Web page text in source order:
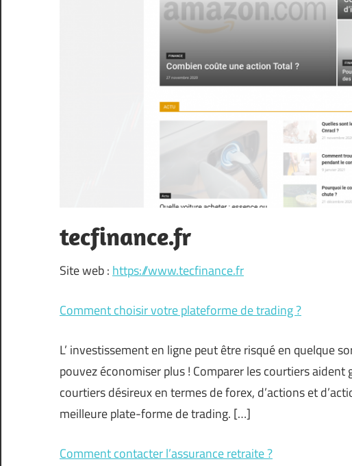
tecfinance.fr
Site web :https://www.tecfinance.fr
Comment choisir votre plateforme de trading ?
L’ investissement en ligne peut être risqué en quelque
pouvez économiser plus ! Comparer les courtiers
courtiers désireux en termes de forex, d’actions et
meilleure plate-forme de trading. […]
Comment contacter l’assurance retraite ?